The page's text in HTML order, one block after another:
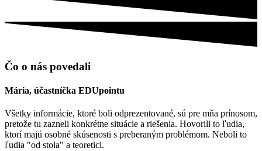
Čo o nás povedali
Mária, účastníčka EDUpointu
Všetky informácie, ktoré boli odprezentované, sú pre mňa prínosom,
pretože tu zazneli konkrétne situácie a riešenia. Hovorili to ľudia,
ktorí majú osobné skúsenosti s preberaným problémom. Neboli to
ľudia "od stola" a teoretici.